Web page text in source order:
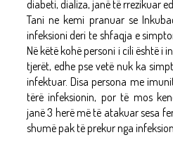
diabeti, dializa, janë të rrezikuar
Tani ne kemi pranuar se
infeksioni deri te shfaqja e
Në këtë kohë personi i cili është i
tjerët, edhe pse vetë nuk ka
infektuar. Disa persona me
tërë infeksionin, por të mos
janë 3 herë më të atakuar sesa
shumë pak të prekur nga